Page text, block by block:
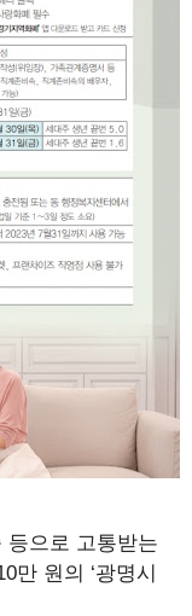
등으로 고통받는
만 원의 ‘광명시